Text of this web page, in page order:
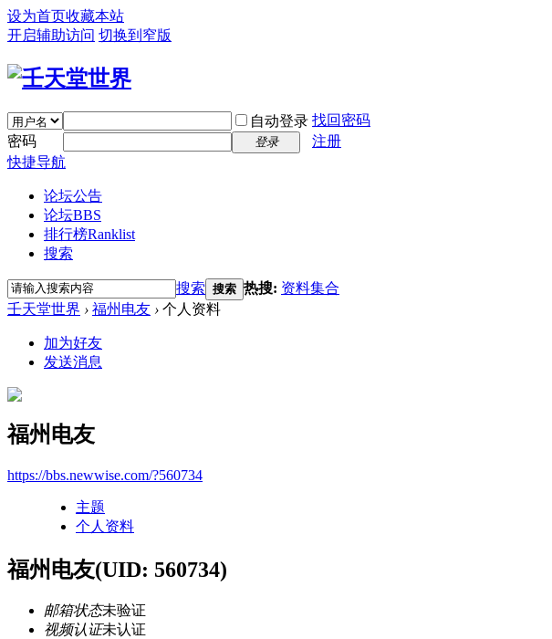
设为首页收藏本站
开启辅助访问 切换到窄版
自动登录 找回密码
密码
登录
注册
快捷导航
论坛公告
论坛BBS
排行榜Ranklist
搜索
搜索 搜索 热搜: 资料集合
壬天堂世界 › 福州电友 › 个人资料
加为好友
发送消息
福州电友
https://bbs.newwise.com/?560734
主题
个人资料
福州电友(UID: 560734)
邮箱状态未验证
视频认证未认证